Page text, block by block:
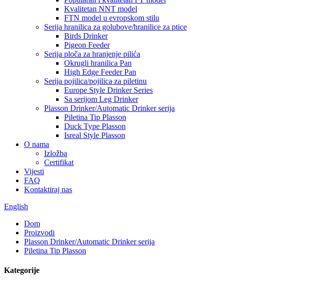
Kvalitetan NNT model
FTN model u evropskom stilu
Serija hranilica za golubove/hranilice za ptice
Birds Drinker
Pigeon Feeder
Serija ploča za hranjenje pilića
Okrugli hranilica Pan
High Edge Feeder Pan
Serija pojilica/pojilica za piletinu
Europe Style Drinker Series
Sa serijom Leg Drinker
Plasson Drinker/Automatic Drinker serija
Piletina Tip Plasson
Duck Type Plasson
Isreal Style Plasson
O nama
Izložba
Certifikat
Vijesti
FAQ
Kontaktiraj nas
English
Dom
Proizvodi
Plasson Drinker/Automatic Drinker serija
Piletina Tip Plasson
Kategorije